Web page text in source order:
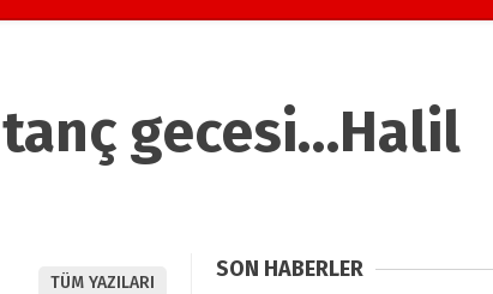
gecesi…Halil
TÜM YAZILARI SON HABERLER